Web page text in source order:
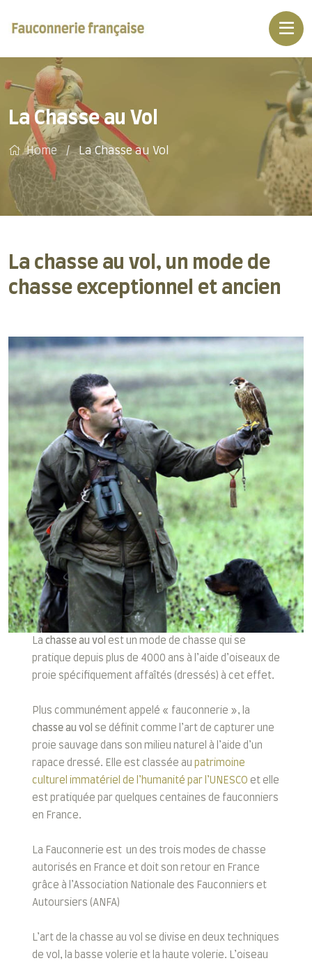
La Chasse au Vol
Home La Chasse au Vol
La chasse au vol, un mode de
chasse exceptionnel et ancien
La chasse au vol est un mode de chasse qui se
pratique depuis plus de 4000 ans à l’aide d’oiseaux de
proie spécifiquement affaîtés (dressés) à cet effet.
Plus communément appelé « fauconnerie », la
chasse au vol se définit comme l’art de capturer une
proie sauvage dans son milieu naturel à l’aide d’un
rapace dressé. Elle est classée au patrimoine
culturel immatériel de l’humanité par l’UNESCO et elle
est pratiquée par quelques centaines de fauconniers
en France.
La Fauconnerie est un des trois modes de chasse
autorisés en France et doit son retour en France
grâce à l’Association Nationale des Fauconniers et
Autoursiers (ANFA)
L’art de la chasse au vol se divise en deux techniques
de vol, la basse volerie et la haute volerie. L’oiseau